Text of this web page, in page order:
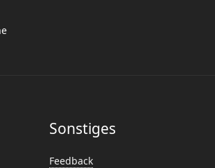
Sonstiges
Feedback